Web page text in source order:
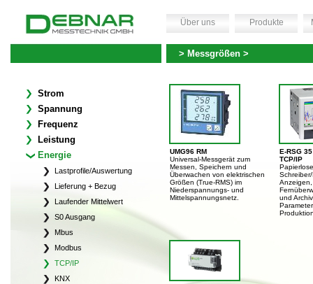
> Messgrößen >
Über uns Produkte
Strom
Spannung
Frequenz
Leistung
Energie
Lastprofile/Auswertung
Lieferung + Bezug
Laufender Mittelwert
S0 Ausgang
Mbus
Modbus
TCP/IP
KNX
UMG96 RM
Universal-Messgerät zum
Messen, Speichern und
Überwachen von elektrischen
Größen (True-RMS) im
Niederspannungs- und
Mittelspannungsnetz.
E-RSG
TCP/IP
und